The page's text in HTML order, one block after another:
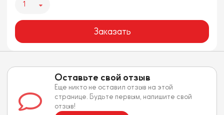
1
Заказать
Оставьте свой отзыв
Еще никто не оставил отзыв на этой
странице. Будьте первым, напишите свой
отзыв!